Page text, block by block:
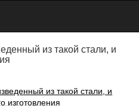
из такой стали, и